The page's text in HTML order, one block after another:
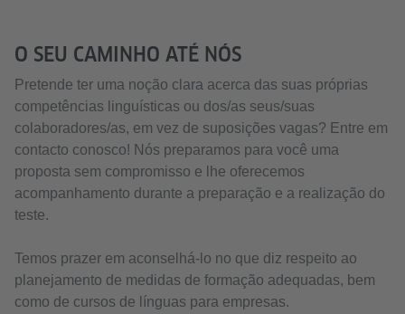
O SEU CAMINHO ATÉ NÓS
Pretende ter uma noção clara acerca das suas próprias
competências linguísticas ou dos/as seus/suas
colaboradores/as, em vez de suposições vagas? Entre em
contacto conosco! Nós preparamos para você uma
proposta sem compromisso e lhe oferecemos
acompanhamento durante a preparação e a realização do
teste.
Temos prazer em aconselhá-lo no que diz respeito ao
planejamento de medidas de formação adequadas, bem
como de cursos de línguas para empresas.